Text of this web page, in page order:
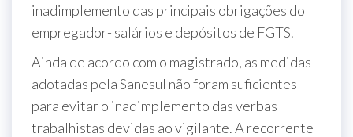
inadimplemento das principais obrigações do
empregador- salários e depósitos de FGTS.
Ainda de acordo com o magistrado, as medidas
adotadas pela Sanesul não foram suficientes
para evitar o inadimplemento das verbas
trabalhistas devidas ao vigilante. A recorrente